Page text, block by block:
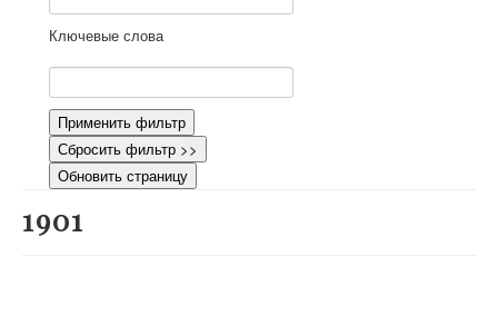
Контакты
Ключевые слова
Применить фильтр
Сбросить фильтр >>
Обновить страницу
1901